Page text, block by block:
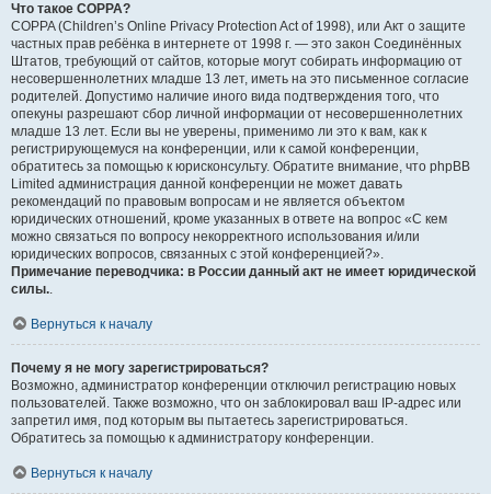
Что такое COPPA?
COPPA (Children’s Online Privacy Protection Act of 1998), или Акт о защите
частных прав ребёнка в интернете от 1998 г. — это закон Соединённых
Штатов, требующий от сайтов, которые могут собирать информацию от
несовершеннолетних младше 13 лет, иметь на это письменное согласие
родителей. Допустимо наличие иного вида подтверждения того, что
опекуны разрешают сбор личной информации от несовершеннолетних
младше 13 лет. Если вы не уверены, применимо ли это к вам, как к
регистрирующемуся на конференции, или к самой конференции,
обратитесь за помощью к юрисконсульту. Обратите внимание, что phpBB
Limited администрация данной конференции не может давать
рекомендаций по правовым вопросам и не является объектом
юридических отношений, кроме указанных в ответе на вопрос «С кем
можно связаться по вопросу некорректного использования и/или
юридических вопросов, связанных с этой конференцией?».
Примечание переводчика: в России данный акт не имеет юридической
силы..
Вернуться к началу
Почему я не могу зарегистрироваться?
Возможно, администратор конференции отключил регистрацию новых
пользователей. Также возможно, что он заблокировал ваш IP-адрес или
запретил имя, под которым вы пытаетесь зарегистрироваться.
Обратитесь за помощью к администратору конференции.
Вернуться к началу